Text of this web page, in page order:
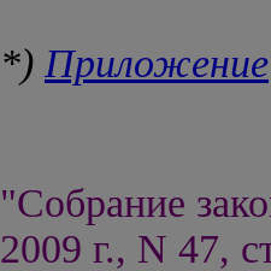
*) Приложение
"Собрание
2009 г., N 47,